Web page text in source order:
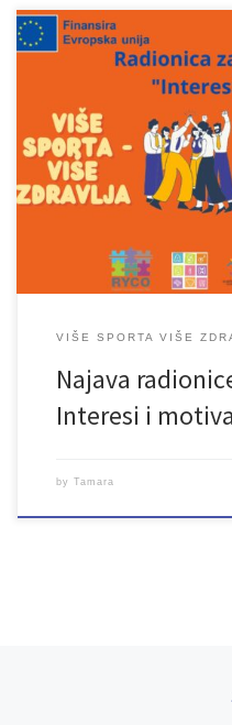
U subotu, 22.3.2025. održat
motivacija” u okviru projekta
radionice je da učesnice i
pozitivno doživljavanje sebe,
suočavanja s izazovima i
lakše […]
VIŠE SPORTA VIŠE
Najava
Interesi i
by Tamara
Posts